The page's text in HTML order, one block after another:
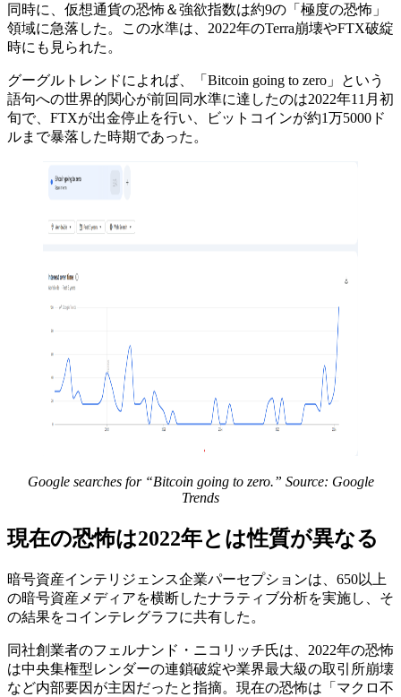
同時に、仮想通貨の恐怖＆強欲指数は約9の「極度の恐怖」
領域に急落した。この水準は、2022年のTerra崩壊やFTX破綻
時にも見られた。
グーグルトレンドによれば、「Bitcoin going to zero」という
語句への世界的関心が前回同水準に達したのは2022年11月初
旬で、FTXが出金停止を行い、ビットコインが約1万5000ド
ルまで暴落した時期であった。
Google searches for “Bitcoin going to zero.” Source: Google
Trends
現在の恐怖は2022年とは性質が異なる
暗号資産インテリジェンス企業パーセプションは、650以上
の暗号資産メディアを横断したナラティブ分析を実施し、そ
の結果をコインテレグラフに共有した。
同社創業者のフェルナンド・ニコリッチ氏は、2022年の恐怖
は中央集権型レンダーの連鎖破綻や業界最大級の取引所崩壊
など内部要因が主因だったと指摘。現在の恐怖は「マクロ不